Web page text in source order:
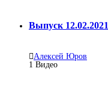
Выпуск 12.02.2021
Алексей Юров
1 Видео